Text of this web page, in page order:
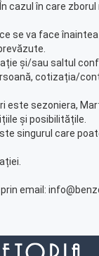
cazul în care
se va face înaintea
și/sau saltul
cotizația/
este sezoniera,
și posibilitățile.
singurul care
email: